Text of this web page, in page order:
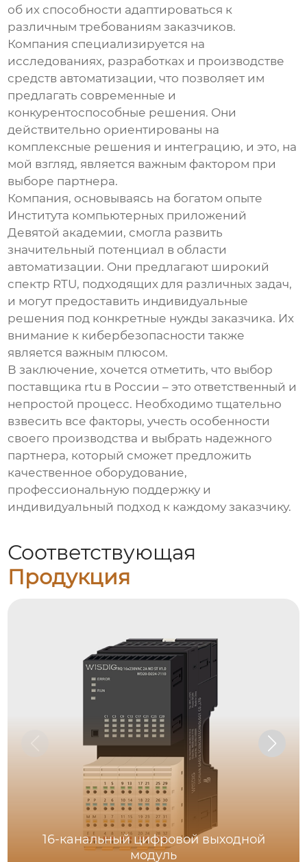
об их способности адаптироваться к
различным требованиям заказчиков.
Компания специализируется на
исследованиях, разработках и производстве
средств автоматизации, что позволяет им
предлагать современные и
конкурентоспособные решения. Они
действительно ориентированы на
комплексные решения и интеграцию, и это, на
мой взгляд, является важным фактором при
выборе партнера.
Компания, основываясь на богатом опыте
Института компьютерных приложений
Девятой академии, смогла развить
значительный потенциал в области
автоматизации. Они предлагают широкий
спектр RTU, подходящих для различных задач,
и могут предоставить индивидуальные
решения под конкретные нужды заказчика. Их
внимание к кибербезопасности также
является важным плюсом.
В заключение, хочется отметить, что выбор
поставщика rtu в России – это ответственный и
непростой процесс. Необходимо тщательно
взвесить все факторы, учесть особенности
своего производства и выбрать надежного
партнера, который сможет предложить
качественное оборудование,
профессиональную поддержку и
индивидуальный подход к каждому заказчику.
Соответствующая
Продукция
16-канальный цифровой выходной
модуль